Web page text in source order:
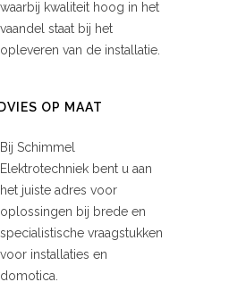
waarbij kwaliteit hoog in het
vaandel staat bij het
opleveren van de installatie.
OP MAAT
Bij Schimmel
Elektrotechniek bent u aan
het juiste adres voor
oplossingen bij brede en
specialistische vraagstukken
voor installaties en
domotica.